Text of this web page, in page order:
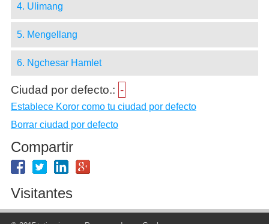
4. Ulimang
5. Mengellang
6. Ngchesar Hamlet
Ciudad por defecto.: -
Establece Koror como tu ciudad por defecto
Borrar ciudad por defecto
Compartir
Visitantes